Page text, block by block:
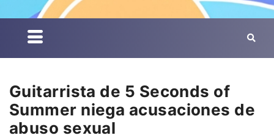
Guitarrista de 5 Seconds of
Summer niega acusaciones de
abuso sexual